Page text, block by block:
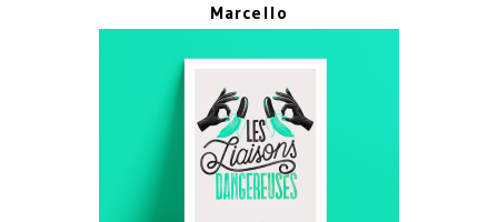
Marcello